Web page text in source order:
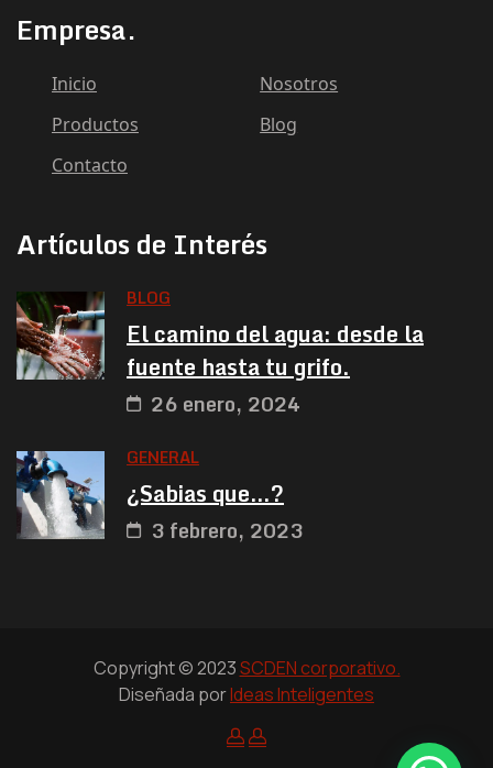
Empresa.
Inicio
Nosotros
Productos
Blog
Contacto
Artículos de Interés
BLOG
El camino del agua: desde la
fuente hasta tu grifo.
26 enero, 2024
GENERAL
¿Sabias que…?
3 febrero, 2023
Copyright © 2023SCDEN corporativo.
Diseñada porIdeas Inteligentes